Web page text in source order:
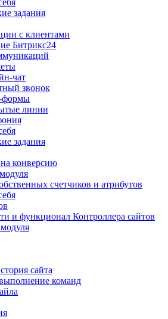
задания
с клиентами
Битрикс24
чат
звонок
формы
линии
задания
конверсию
счетчиков и атрибутов
и функционал Контроллера сайтов
сайта
команд